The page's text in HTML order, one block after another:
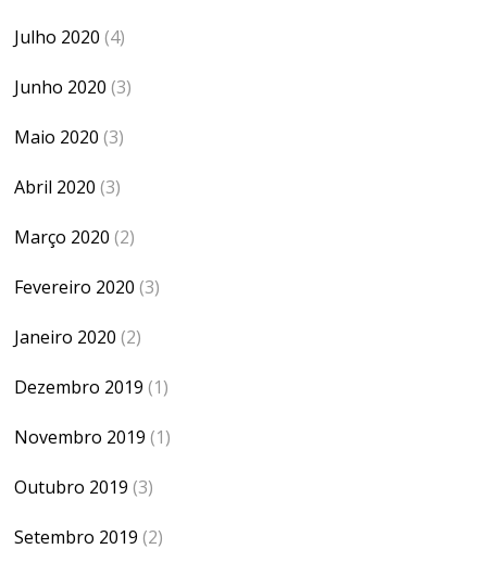
Julho 2020 (4)
Junho 2020 (3)
Maio 2020 (3)
Abril 2020 (3)
Março 2020 (2)
Fevereiro 2020 (3)
Janeiro 2020 (2)
Dezembro 2019 (1)
Novembro 2019 (1)
Outubro 2019 (3)
Setembro 2019 (2)